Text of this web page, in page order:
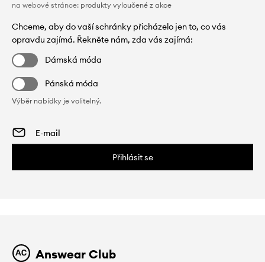
na webové stránce: produkty vyloučené z akce
Chceme, aby do vaší schránky přicházelo jen to, co vás
opravdu zajímá. Řekněte nám, zda vás zajímá:
Dámská móda
Pánská móda
Výběr nabídky je volitelný.
Přihlásit se
Answear Club